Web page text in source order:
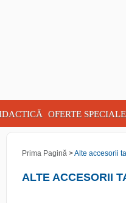
OFERTE SPECIALE
Prima Pagină >Alte accesorii
ALTE ACCESORII